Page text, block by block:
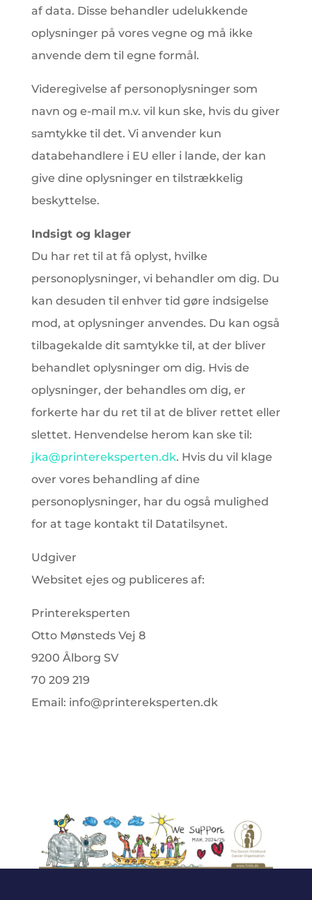
af data. Disse behandler udelukkende
oplysninger på vores vegne og må ikke
anvende dem til egne formål.
Videregivelse af personoplysninger som
navn og e-mail m.v. vil kun ske, hvis du giver
samtykke til det. Vi anvender kun
databehandlere i EU eller i lande, der kan
give dine oplysninger en tilstrækkelig
beskyttelse.
Indsigt og klager
Du har ret til at få oplyst, hvilke
personoplysninger, vi behandler om dig. Du
kan desuden til enhver tid gøre indsigelse
mod, at oplysninger anvendes. Du kan også
tilbagekalde dit samtykke til, at der bliver
behandlet oplysninger om dig. Hvis de
oplysninger, der behandles om dig, er
forkerte har du ret til at de bliver rettet eller
slettet. Henvendelse herom kan ske til:
jka@printereksperten.dk. Hvis du vil klage
over vores behandling af dine
personoplysninger, har du også mulighed
for at tage kontakt til Datatilsynet.
Udgiver
Websitet ejes og publiceres af:
Printereksperten
Otto Mønsteds Vej 8
9200 Ålborg SV
70 209 219
Email: info@printereksperten.dk